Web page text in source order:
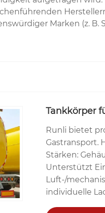
Marken (z. B.
Tankkörper
Runli bietet
Gastransport.
Stärken:
Unterstützt
Luft-/
individuelle